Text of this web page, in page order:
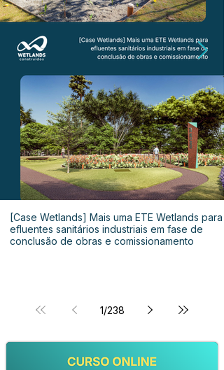
[Case Wetlands] Mais uma ETE Wetlands para
efluentes sanitários industriais em fase de
conclusão de obras e comissionamento
1/238